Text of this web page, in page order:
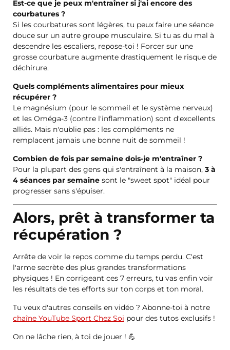
Est-ce que je peux m'entraîner si j'ai encore des
courbatures ?
Si les courbatures sont légères, tu peux faire une séance
douce sur un autre groupe musculaire. Si tu as du mal à
descendre les escaliers, repose-toi ! Forcer sur une
grosse courbature augmente drastiquement le risque de
déchirure.
Quels compléments alimentaires pour mieux
récupérer ?
Le magnésium (pour le sommeil et le système nerveux)
et les Oméga-3 (contre l'inflammation) sont d'excellents
alliés. Mais n'oublie pas : les compléments ne
remplacent jamais une bonne nuit de sommeil !
Combien de fois par semaine dois-je m'entraîner ?
Pour la plupart des gens qui s'entraînent à la maison, 3 à
4 séances par semaine sont le "sweet spot" idéal pour
progresser sans s'épuiser.
Alors, prêt à transformer ta
récupération ?
Arrête de voir le repos comme du temps perdu. C'est
l'arme secrète des plus grandes transformations
physiques ! En corrigeant ces 7 erreurs, tu vas enfin voir
les résultats de tes efforts sur ton corps et ton moral.
Tu veux d'autres conseils en vidéo ? Abonne-toi à notre
chaîne YouTube Sport Chez Soi pour des tutos exclusifs !
On ne lâche rien, à toi de jouer ! 💪